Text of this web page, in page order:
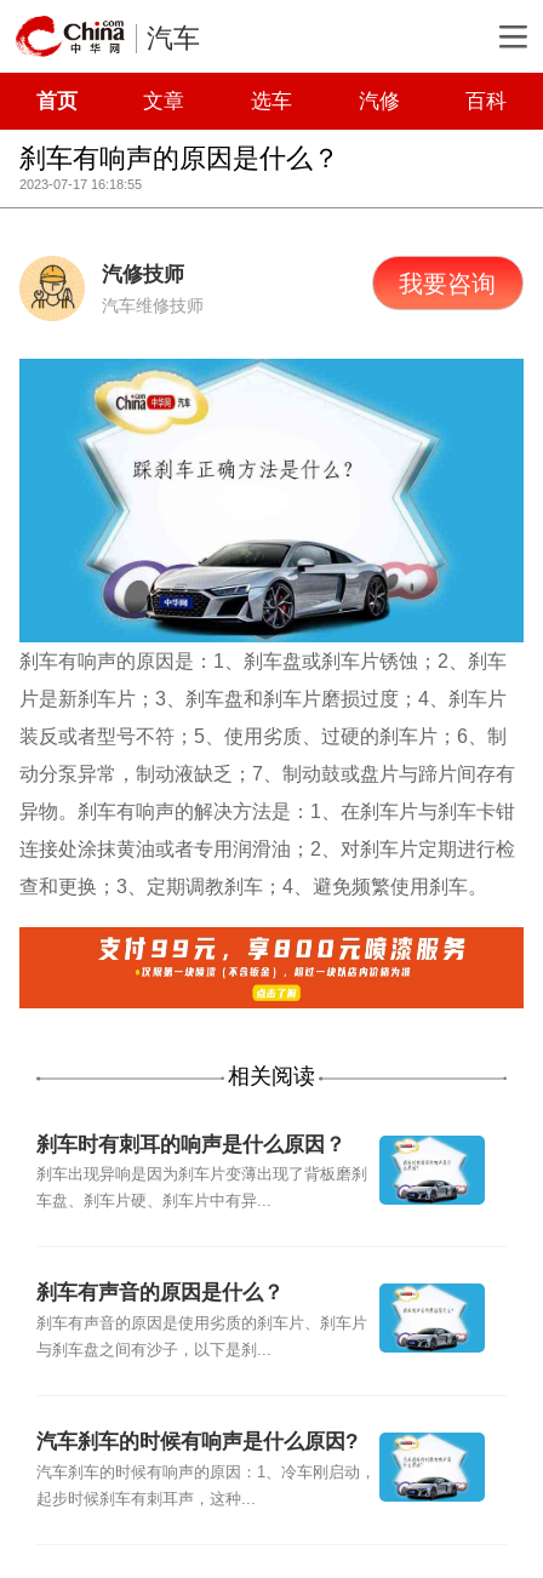
汽车
首页 文章 选车 汽修 百科
刹车有响声的原因是什么？
2023-07-17 16:18:55
汽修技师
汽车维修技师
我要咨询
刹车有响声的原因是：1、刹车盘或刹车片锈蚀；2、刹车
片是新刹车片；3、刹车盘和刹车片磨损过度；4、刹车片
装反或者型号不符；5、使用劣质、过硬的刹车片；6、制
动分泵异常，制动液缺乏；7、制动鼓或盘片与蹄片间存有
异物。刹车有响声的解决方法是：1、在刹车片与刹车卡钳
连接处涂抹黄油或者专用润滑油；2、对刹车片定期进行检
查和更换；3、定期调教刹车；4、避免频繁使用刹车。
相关阅读
刹车时有刺耳的响声是什么原因？
刹车出现异响是因为刹车片变薄出现了背板磨刹
车盘、刹车片硬、刹车片中有异...
刹车有声音的原因是什么？
刹车有声音的原因是使用劣质的刹车片、刹车片
与刹车盘之间有沙子，以下是刹...
汽车刹车的时候有响声是什么原因?
汽车刹车的时候有响声的原因：1、冷车刚启动，
起步时候刹车有刺耳声，这种...